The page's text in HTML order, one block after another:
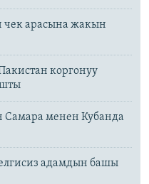
арасына жакын
коргонуу
Самара менен Кубанда
адамдын башы